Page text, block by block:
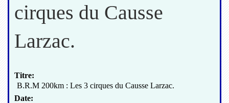
cirques du Causse
Larzac.
Titre:
B.R.M 200km : Les 3 cirques du Causse Larzac.
Date: